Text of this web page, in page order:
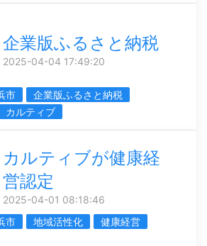
企業版ふるさと納税
2025-04-04 17:49:20
市
企業版ふるさと納税
カルティブ
カルティブが健康経
営認定
2025-04-01 08:18:46
市 地域活性化
健康経営